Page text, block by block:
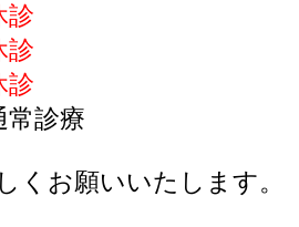
診療
くお願いいたします。